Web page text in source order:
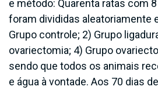
e método: Quarenta ratas com
foram divididas aleatoriamente
Grupo controle; 2) Grupo
ovariectomia; 4) Grupo
sendo que todos os animais
e água à vontade. Aos 70 dias